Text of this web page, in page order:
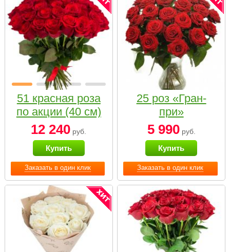
Заказать в один клик
51 красная роза
по акции (40 см)
12 240 руб.
Купить
Заказать в один клик
25 роз «Гран-
при»
5 990руб.
Купить